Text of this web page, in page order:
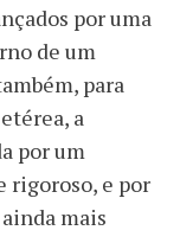
por uma
de um
para
a
por um
rigoroso, e por
mais